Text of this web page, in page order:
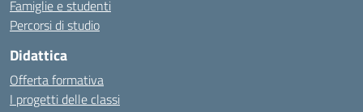
Famiglie e studenti
Percorsi di studio
Didattica
Offerta formativa
I progetti delle classi